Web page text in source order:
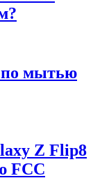
по мытью
Z Flip8
FCC